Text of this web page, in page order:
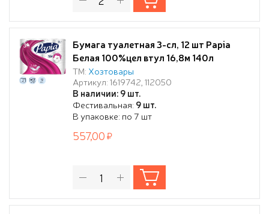
Бумага туалетная 3-сл, 12 шт Papia
Белая 100%цел втул 16,8м 140л
ТМ: Хозтовары
Артикул: 1619742, 112050
В наличии: 9 шт.
Фестивальная: 9 шт.
В упаковке: по 7 шт
557,00